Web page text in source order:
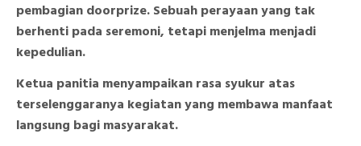
pembagian doorprize. Sebuah perayaan yang tak
berhenti pada seremoni, tetapi menjelma menjadi
kepedulian.
Ketua panitia menyampaikan rasa syukur atas
terselenggaranya kegiatan yang membawa manfaat
langsung bagi masyarakat.